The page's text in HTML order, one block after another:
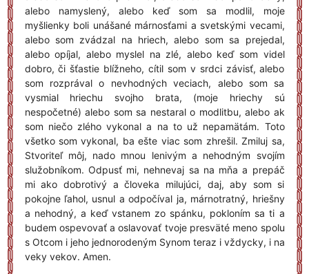
alebo namyslený, alebo keď som sa modlil, moje
myšlienky boli unášané márnosťami a svetskými vecami,
alebo som zvádzal na hriech, alebo som sa prejedal,
alebo opíjal, alebo myslel na zlé, alebo keď som videl
dobro, či šťastie blížneho, cítil som v srdci závisť, alebo
som rozprával o nevhodných veciach, alebo som sa
vysmial hriechu svojho brata, (moje hriechy sú
nespočetné) alebo som sa nestaral o modlitbu, alebo ak
som niečo zlého vykonal a na to už nepamätám. Toto
všetko som vykonal, ba ešte viac som zhrešil. Zmiluj sa,
Stvoriteľ môj, nado mnou lenivým a nehodným svojím
služobníkom. Odpusť mi, nehnevaj sa na mňa a prepáč
mi ako dobrotivý a človeka milujúci, daj, aby som si
pokojne ľahol, usnul a odpočíval ja, márnotratný, hriešny
a nehodný, a keď vstanem zo spánku, pokloním sa ti a
budem ospevovať a oslavovať tvoje presväté meno spolu
s Otcom i jeho jednorodeným Synom teraz i vždycky, i na
veky vekov. Amen.